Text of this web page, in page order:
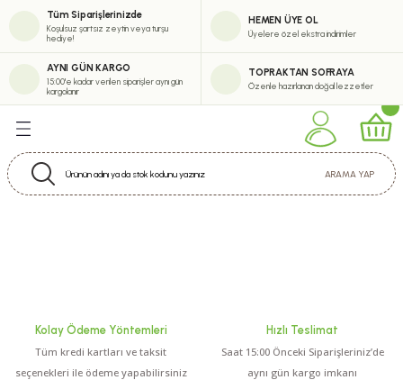
Tüm Siparişlerinizde
Koşulsuz şartsız zeytin veya turşu
hediye!
HEMEN ÜYE OL
Üyelere özel ekstra indirimler
AYNI GÜN KARGO
15:00'e kadar verilen siparişler aynı gün
kargolanır
TOPRAKTAN SOFRAYA
Özenle hazırlanan doğal lezzetler
ARAMA YAP
Zeytinyağı Serisi
Çeşitleri
Çeşitleri
Kolay Ödeme Yöntemleri
Tüm kredi kartları ve taksit
seçenekleri ile ödeme yapabilirsiniz
Hızlı Teslimat
Saat 15:00 Önceki Siparişleriniz’de
aynı gün kargo imkanı